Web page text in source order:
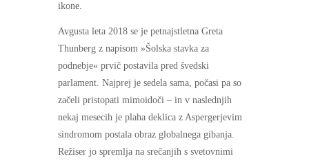
ikone.
Avgusta leta 2018 se je petnajstletna Greta
Thunberg z napisom »Šolska stavka za
podnebje« prvič postavila pred švedski
parlament. Najprej je sedela sama, počasi pa so
začeli pristopati mimoidoči – in v naslednjih
nekaj mesecih je plaha deklica z Aspergerjevim
sindromom postala obraz globalnega gibanja.
Režiser jo spremlja na srečanjih s svetovnimi